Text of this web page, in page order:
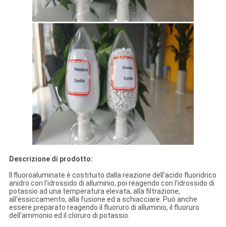
Descrizione di prodotto:
Il fluoroaluminate è costituito dalla reazione dell'acido fluoridrico
anidro con l'idrossido di alluminio, poi reagendo con l'idrossido di
potassio ad una temperatura elevata, alla filtrazione,
all'essiccamento, alla fusione ed a schiacciare. Può anche
essere preparato reagendo il fluoruro di alluminio, il fluoruro
dell'ammonio ed il cloruro di potassio.